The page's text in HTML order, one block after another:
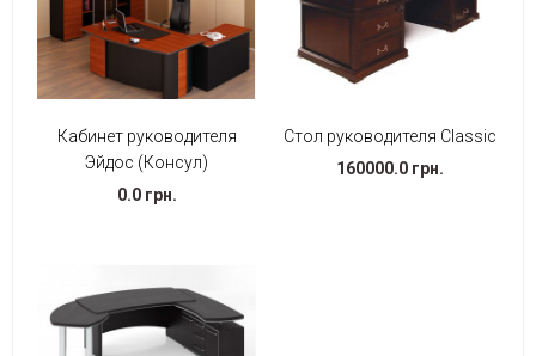
Кабинет руководителя
Эйдос (Консул)
0.0 грн.
Стол руководителя Classic
160000.0 грн.